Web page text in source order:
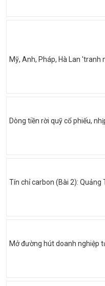
Mỹ, Anh, Pháp, Hà Lan
Dòng tiền rời quỹ cổ phiếu,
Tín chỉ carbon (Bài 2): Quảng
Mở đường hút doanh nghiệp